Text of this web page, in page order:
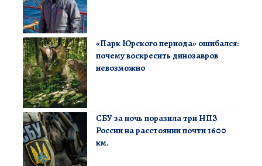
«Парк Юрского периода» ошибался:
почему воскресить динозавров
невозможно
СБУ за ночь поразила три НПЗ
России на расстоянии почти 1600
км.